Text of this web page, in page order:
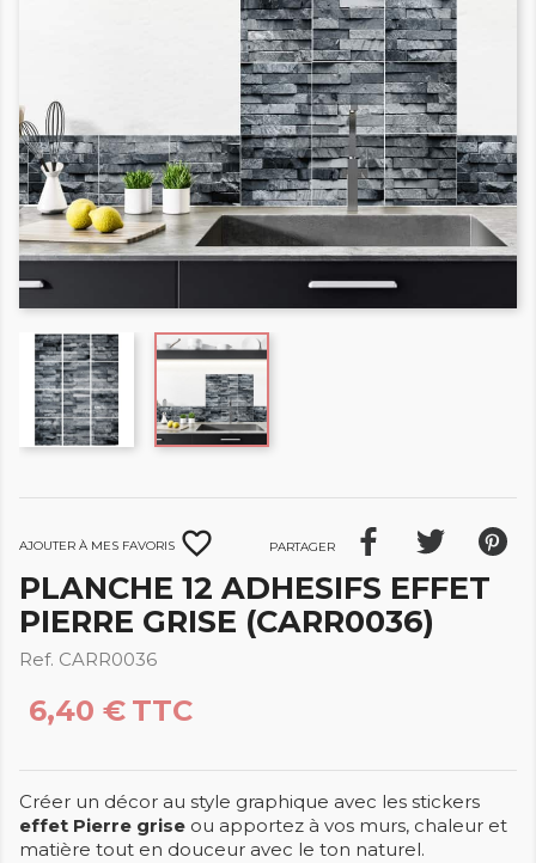
Ajouter à mes favoris favorite_border Partager
PLANCHE 12 ADHESIFS EFFET
PIERRE GRISE (CARR0036)
Ref. CARR0036
6,40 € TTC
Créer un décor au style graphique avec les stickers
effet Pierre grise ou apportez à vos murs, chaleur et
matière tout en douceur avec le ton naturel.